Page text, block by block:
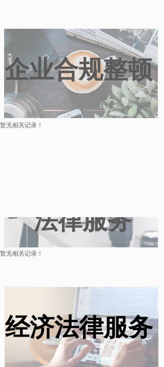
暂无相关记录！
企业合规整顿
暂无相关记录！
法律服务
经济法律服务